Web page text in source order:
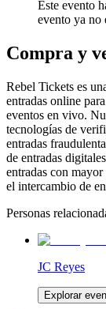
Este evento
evento ya no
Compra y
Rebel Tickets es
entradas online
eventos en vivo.
tecnologías de
entradas
de entradas
entradas con
el intercambio de
Personas
JC Reyes
Explorar